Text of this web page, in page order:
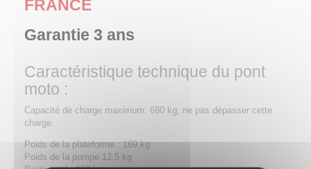
FRANCE
Garantie 3 ans
Caractéristique technique du pont
moto :
Capacité de charge maximum: 680 kg, ne pas dépasser cette
charge.
Poids de la plateforme : 169 kg
Poids de la pompe 12.5 kg